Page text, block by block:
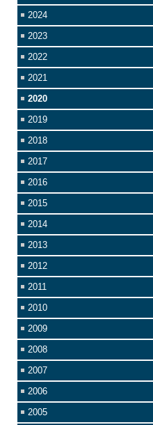
2024
2023
2022
2021
2020
2019
2018
2017
2016
2015
2014
2013
2012
2011
2010
2009
2008
2007
2006
2005